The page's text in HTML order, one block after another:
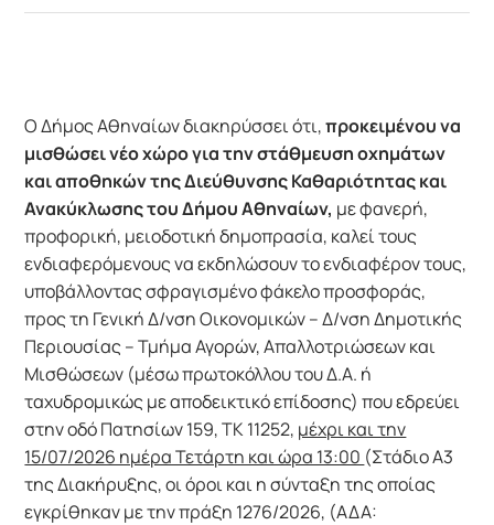
Ο Δήμος Αθηναίων διακηρύσσει ότι,προκειμένου να
μισθώσει νέο χώρο για την στάθμευση οχημάτων
και αποθηκών της Διεύθυνσης Καθαριότητας και
Ανακύκλωσης του Δήμου Αθηναίων, με φανερή,
προφορική, μειοδοτική δημοπρασία, καλεί τους
ενδιαφερόμενους να εκδηλώσουν το ενδιαφέρον τους,
υποβάλλοντας σφραγισμένο φάκελο προσφοράς,
προς τη Γενική Δ/νση Οικονομικών – Δ/νση Δημοτικής
Περιουσίας – Τμήμα Αγορών, Απαλλοτριώσεων και
Μισθώσεων (μέσω πρωτοκόλλου του Δ.Α. ή
ταχυδρομικώς με αποδεικτικό επίδοσης) που εδρεύει
στην οδό Πατησίων 159, TK 11252, μέχρι και την
15/07/2026 ημέρα Τετάρτη και ώρα 13:00 (Στάδιο Α3
της Διακήρυξης, οι όροι και η σύνταξη της οποίας
εγκρίθηκαν με την πράξη 1276/2026, (ΑΔΑ: